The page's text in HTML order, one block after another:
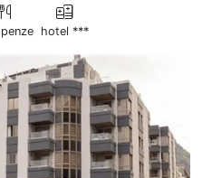
hotel ***